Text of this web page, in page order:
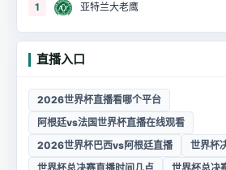
1 亚特兰大老鹰
直播入口
2026世界杯直播看哪个平台
阿根廷vs法国世界杯直播在线观看
2026世界杯巴西vs阿根廷直播
世界杯